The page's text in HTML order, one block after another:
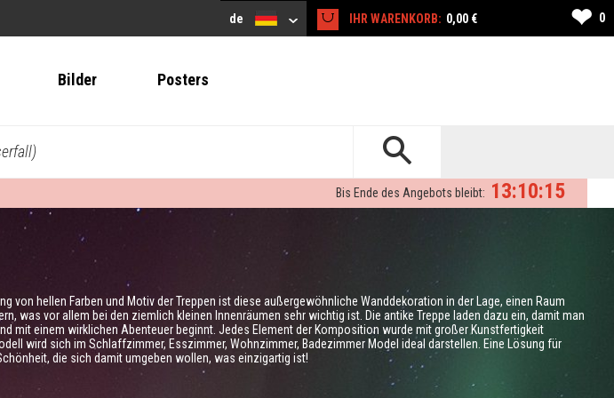
de IHR WARENKORB: 0,00 € ❤ 0
Bilder Posters
13:10:14
Bis Ende des Angebots bleibt:
von hellen Farben und Motiv der Treppen ist diese außergewöhnliche Wanddekoration in der Lage, einen Raum
was vor allem bei den ziemlich kleinen Innenräumen sehr wichtig ist. Die antike Treppe laden dazu ein, damit man
mit einem wirklichen Abenteuer beginnt. Jedes Element der Komposition wurde mit großer Kunstfertigkeit
wird sich im Schlaffzimmer, Esszimmer, Wohnzimmer, Badezimmer Model ideal darstellen. Eine Lösung für
die sich damit umgeben wollen, was einzigartig ist!